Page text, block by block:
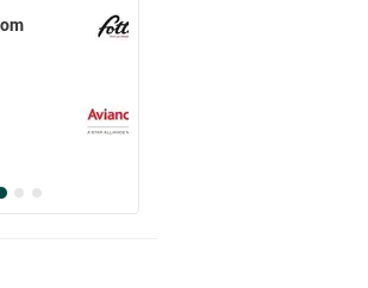
Fotter